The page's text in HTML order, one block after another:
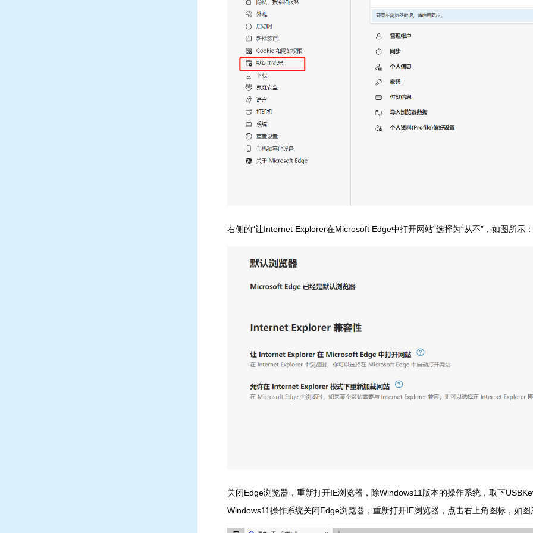
右侧的“让Internet Explorer在Microsoft Edge中打开网站”选择为“从不”，如图所示：
关闭Edge浏览器，重新打开IE浏览器，除Windows11版本的操作系统，取下
Windows11操作系统关闭Edge浏览器，重新打开IE浏览器，点击右上角图标，如图